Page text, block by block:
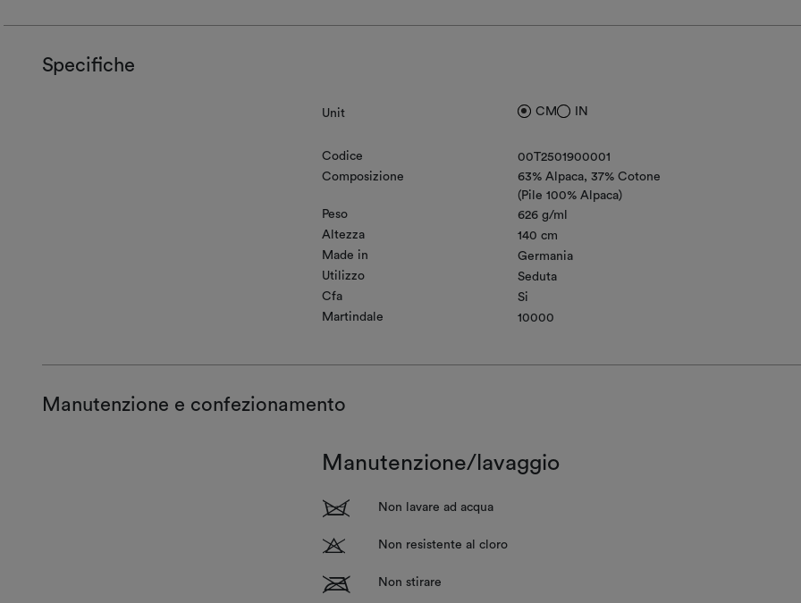
Specifiche
Unit CM IN
Codice
00T2501900001
Composizione
63% Alpaca 37% Cotone
(Pile 100% Alpaca)
Peso
626 g/ml
Altezza
140 cm
Made in
Germania
Utilizzo
Seduta
Cfa
Si
Martindale
10000
Manutenzione e confezionamento
Manutenzione/lavaggio
1 Non lavare ad acqua
T Non resistente al cloro
G Non stirare